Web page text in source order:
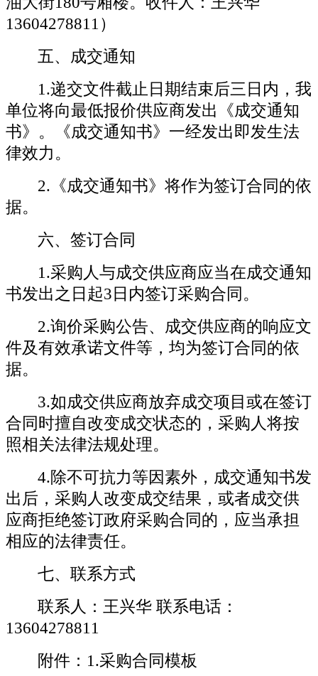
13604278811）
五、成交通知
1.递交文件截止日期结束后三日内，我
单位将向最低报价供应商发出《成交通知
书》。《成交通知书》一经发出即发生法
律效力。
2.《成交通知书》将作为签订合同的依
据。
六、签订合同
1.采购人与成交供应商应当在成交通知
书发出之日起3 日内签订采购合同。
2.询价采购公告、成交供应商的响应文
件及有效承诺文件等，均为签订合同的依
据。
3.如成交供应商放弃成交项目或在签订
合同时擅自改变成交状态的，采购人将按
照相关法律法规处理。
4.除不可抗力等因素外，成交通知书发
出后，采购人改变成交结果，或者成交供
应商拒绝签订政府采购合同的，应当承担
相应的法律责任。
七、联系方式
联系人：王兴华 联系电话：
13604278811
附件： 1.采购合同模板